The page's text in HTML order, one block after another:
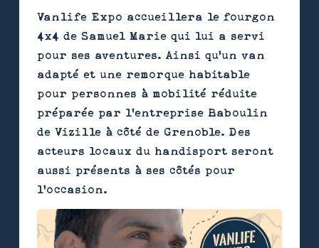
Vanlife Expo accueillera le fourgon
4x4 de Samuel Marie qui lui a servi
pour ses aventures. Ainsi qu'un van
adapté et une remorque habitable
pour personnes à mobilité réduite
préparée par l'entreprise Baboulin
de Vizille à côté de Grenoble. Des
acteurs locaux du handisport seront
aussi présents à ses côtés pour
l'occasion.